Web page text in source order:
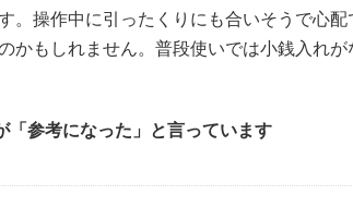
。操作中に引ったくりにも合いそうで心配
かもしれません。普段使いでは小銭入れ
「参考になった」と言っています